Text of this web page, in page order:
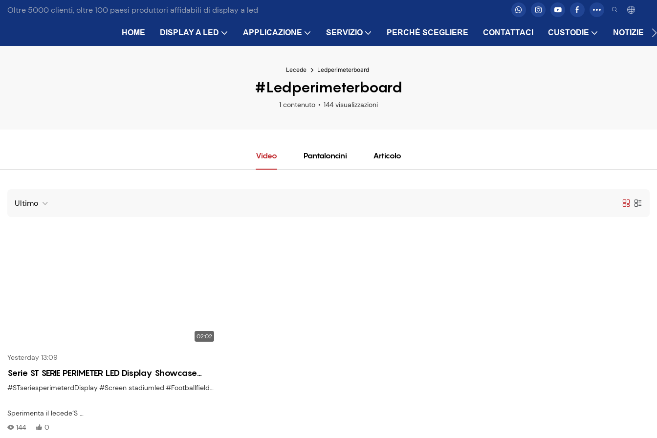
Oltre 5000 clienti, oltre 100 paesi produttori affidabili di display a led
HOME DISPLAY A LED APPLICAZIONE SERVIZIO PERCHÉ SCEGLIERE CONTATTACI CUSTODIE NOTIZIE
Lecede Ledperimeterboard
#Ledperimeterboard
1 contenuto 144 visualizzazioni
Video Pantaloncini Articolo
Ultimo
02:02
Yesterday 13:09
Serie ST SERIE PERIMETER LED Display Showcase
costruita per l'impatto dello stadio e una
#STseriesperimeterdDisplay#Screen stadiumled #FootballfieldDisplay
Sperimenta il lecede’S
Visualizzazione LED perimetrale serie ST
144 0